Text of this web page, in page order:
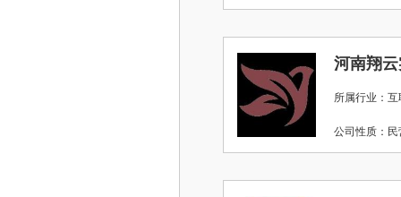
河南翔
所属行业：
公司性质